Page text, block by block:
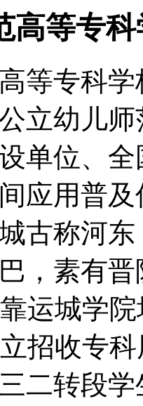
高等专
等专科
立幼儿
单位、
应用普
古称河
，素有
运城学
招收专
二转段